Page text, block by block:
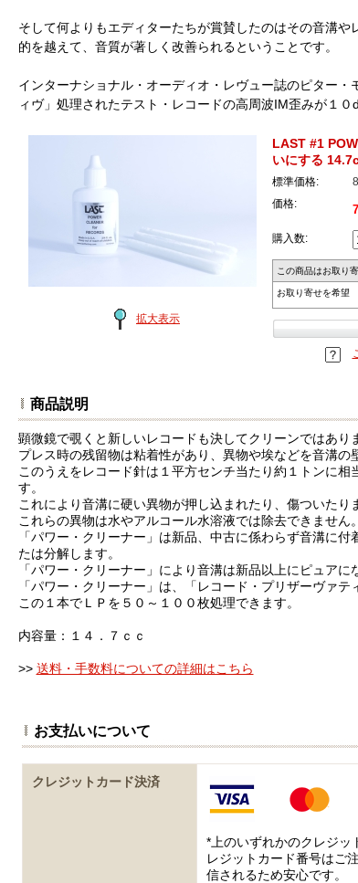
そして何よりもエディターたちが賞賛したのはその音溝や
的を越えて、音質が著しく改善られるということです。
インターナショナル・オーディオ・レヴュー誌のピター
ィヴ」処理されたテスト・レコードの高周波IM歪みが１０
拡大表示
LAST #1
いにする
標準価格:
価格:
購入数:
この商品はお取り
お取り寄せを希望
商品説明
顕微鏡で覗くと新しいレコードも決してクリーンではあり
プレス時の残留物は粘着性があり、異物や埃などを音溝の
このうえをレコード針は１平方センチ当たり約１トンに相
す。
これにより音溝に硬い異物が押し込まれたり、傷ついたり
これらの異物は水やアルコール水溶液では除去できません。
「パワー・クリーナー」は新品、中古に係わらず音溝に
たは分解します。
「パワー・クリーナー」により音溝は新品以上にピュアに
「パワー・クリーナー」は、「レコード・プリザーヴァテ
この１本でＬＰを５０～１００枚処理できます。
内容量：１４．７ｃｃ
>> 送料・手数料についての詳細はこちら
お支払いについて
クレジットカード決済
*上のいずれかのクレジッ
レジットカード番号はご
信されるため安心です。